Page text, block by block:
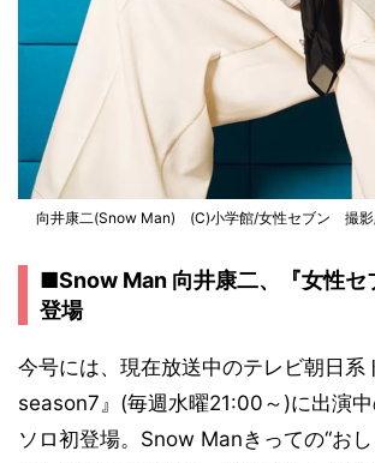
向井康二(Snow Man) (C)小学館/女性セブン 撮影
■Snow Man 向井康二、『女性セ
登場
今号には、現在放送中のテレビ朝日系
season7』(毎週水曜21:00～)に出演
ソロ初登場。Snow Manきっての“お